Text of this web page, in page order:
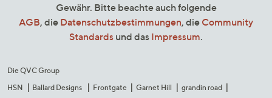
Gewähr. Bitte beachte auch folgende
AGB, die Datenschutzbestimmungen, die Community
Standards und das Impressum.
Die QVC Group
HSN
Ballard Designs Frontgate Garnet Hill
grandin road